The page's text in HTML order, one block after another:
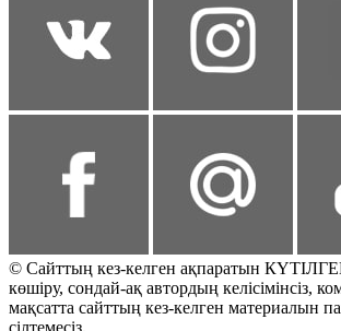
© Сайттың кез-келген ақпаратын
көшіру, сондай-ақ автордың келісімінсіз,
мақсатта сайттың кез-келген материалын